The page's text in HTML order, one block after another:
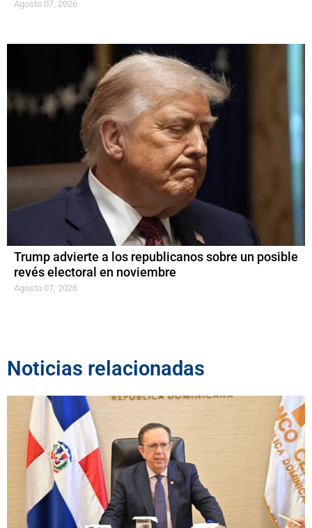
Agosto 07, 2026
Trump advierte a los republicanos sobre un posible
revés electoral en noviembre
Agosto 07, 2026
Noticias relacionadas